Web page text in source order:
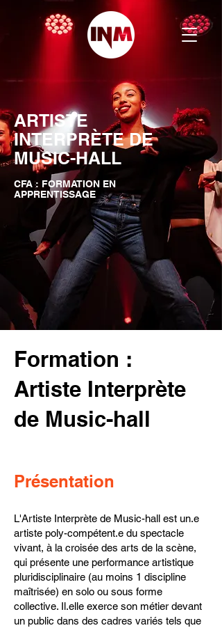
ARTISTE
INTERPRÈTE DE
MUSIC-HALL
CFA : FORMATION EN
APPRENTISSAGE
Formation :
Artiste Interprète
de Music-hall
Présentation
L'Artiste Interprète de Music-hall est un.e
artiste poly-compétent.e du spectacle
vivant, à la croisée des arts de la scène,
qui présente une performance artistique
pluridisciplinaire (au moins 1 discipline
maîtrisée) en solo ou sous forme
collective. Il.elle exerce son métier devant
un public dans des cadres variés tels que